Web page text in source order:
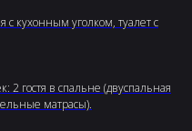
с кухонным уголком, туалет с
2 гостя в спальне (двуспальная
матрасы).